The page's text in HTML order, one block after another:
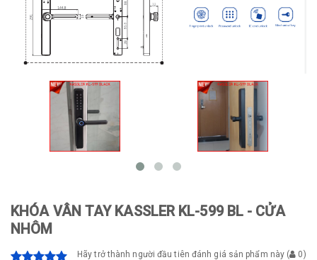
KHÓA VÂN TAY KASSLER KL-599 BL - CỬA
NHÔM
Hãy trở thành người đầu tiên đánh giá sản phẩm này ( 0)